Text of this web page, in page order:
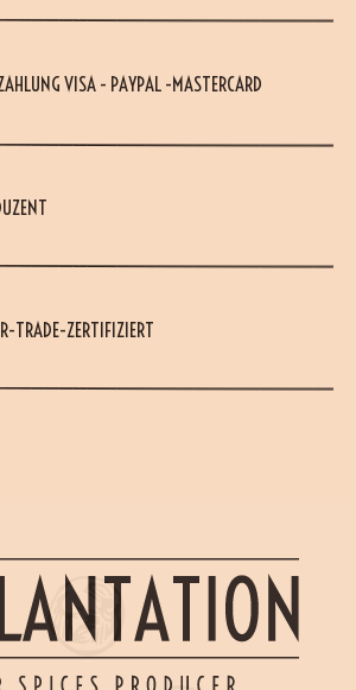
VISA - PAYPAL -MASTERCARD
TRADE-ZERTIFIZIERT